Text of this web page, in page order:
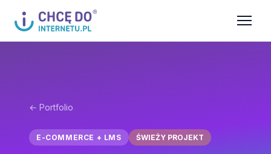
← Portfolio
E-COMMERCE + LMS ŚWIEŻY PROJEKT